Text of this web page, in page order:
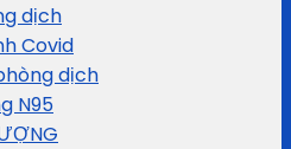
dịch
Covid
dịch
N95